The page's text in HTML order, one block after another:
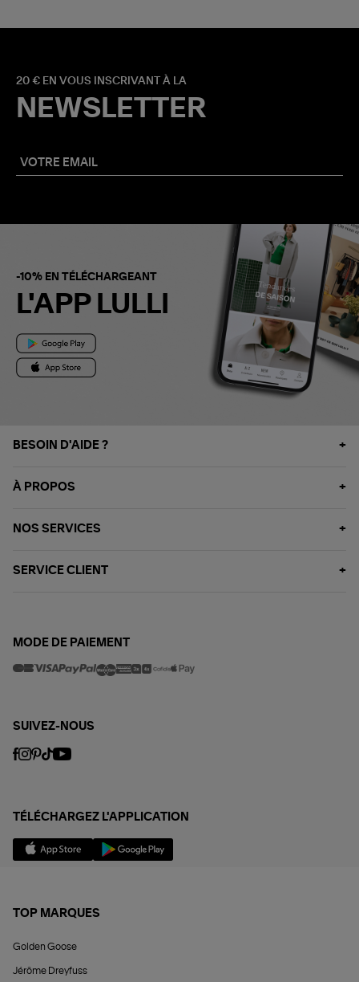
20 € EN VOUS INSCRIVANT À LA
NEWSLETTER
-10% EN TÉLÉCHARGEANT
L'APP LULLI
BESOIN D'AIDE ?
À PROPOS
NOS SERVICES
SERVICE CLIENT
MODE DE PAIEMENT
SUIVEZ-NOUS
TÉLÉCHARGEZ L'APPLICATION
TOP MARQUES
Golden Goose
Jérôme Dreyfuss